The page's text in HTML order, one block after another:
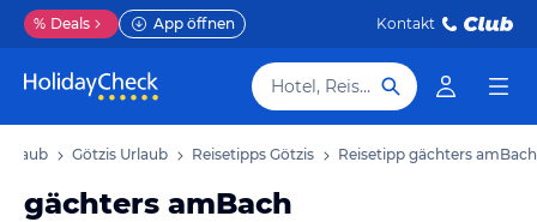
% Deals App öffnen Kontakt
Hotel, Reiseziel
Götzis Urlaub Reisetipps Götzis Reisetipp gächters amBach
gächters amBach